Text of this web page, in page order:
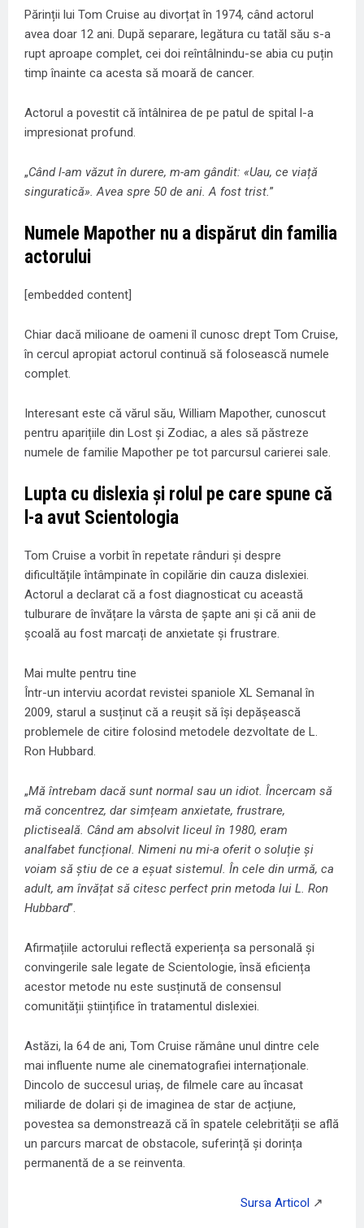
Părinții lui Tom Cruise au divorțat în 1974, când actorul
avea doar 12 ani. După separare, legătura cu tatăl său s-a
rupt aproape complet, cei doi reîntâlnindu-se abia cu puțin
timp înainte ca acesta să moară de cancer.
Actorul a povestit că întâlnirea de pe patul de spital l-a
impresionat profund.
„Când l-am văzut în durere, m-am gândit: «Uau, ce viață
singuratică». Avea spre 50 de ani. A fost trist.”
Numele Mapother nu a dispărut din familia
actorului
[embedded content]
Chiar dacă milioane de oameni îl cunosc drept Tom Cruise,
în cercul apropiat actorul continuă să folosească numele
complet.
Interesant este că vărul său, William Mapother, cunoscut
pentru aparițiile din Lost și Zodiac, a ales să păstreze
numele de familie Mapother pe tot parcursul carierei sale.
Lupta cu dislexia și rolul pe care spune că
l-a avut Scientologia
Tom Cruise a vorbit în repetate rânduri și despre
dificultățile întâmpinate în copilărie din cauza dislexiei.
Actorul a declarat că a fost diagnosticat cu această
tulburare de învățare la vârsta de șapte ani și că anii de
școală au fost marcați de anxietate și frustrare.
Mai multe pentru tine
Într-un interviu acordat revistei spaniole XL Semanal în
2009, starul a susținut că a reușit să își depășească
problemele de citire folosind metodele dezvoltate de L.
Ron Hubbard.
„Mă întrebam dacă sunt normal sau un idiot. Încercam să
mă concentrez, dar simțeam anxietate, frustrare,
plictiseală. Când am absolvit liceul în 1980, eram
analfabet funcțional. Nimeni nu mi-a oferit o soluție și
voiam să știu de ce a eșuat sistemul. În cele din urmă, ca
adult, am învățat să citesc perfect prin metoda lui L. Ron
Hubbard”.
Afirmațiile actorului reflectă experiența sa personală și
convingerile sale legate de Scientologie, însă eficiența
acestor metode nu este susținută de consensul
comunității științifice în tratamentul dislexiei.
Astăzi, la 64 de ani, Tom Cruise rămâne unul dintre cele
mai influente nume ale cinematografiei internaționale.
Dincolo de succesul uriaș, de filmele care au încasat
miliarde de dolari și de imaginea de star de acțiune,
povestea sa demonstrează că în spatele celebrității se află
un parcurs marcat de obstacole, suferință și dorința
permanentă de a se reinventa.